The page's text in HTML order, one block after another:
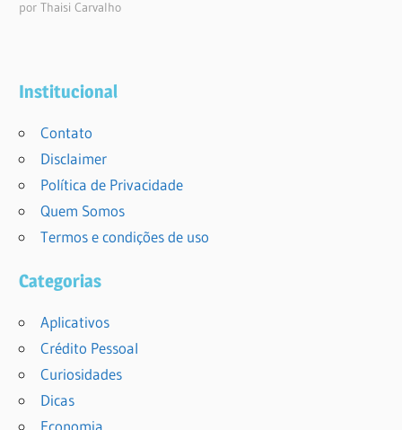
por Thaisi Carvalho
Institucional
Contato
Disclaimer
Política de Privacidade
Quem Somos
Termos e condições de uso
Categorias
Aplicativos
Crédito Pessoal
Curiosidades
Dicas